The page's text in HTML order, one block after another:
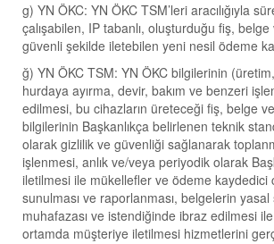
g) YN ÖKC: YN ÖKC TSM’leri aracılığıyla
çalışabilen, IP tabanlı, oluşturduğu fiş, belge
güvenli şekilde iletebilen yeni nesil ödeme
ğ) YN ÖKC TSM: YN ÖKC bilgilerinin
hurdaya ayırma, devir, bakım ve benzeri
edilmesi, bu cihazların üreteceği fiş, belge
bilgilerinin Başkanlıkça belirlenen teknik
olarak gizlilik ve güvenliği sağlanarak
işlenmesi, anlık ve/veya periyodik olarak
iletilmesi ile mükellefler ve ödeme kaydedici
sunulması ve raporlanması, belgelerin
muhafazası ve istendiğinde ibraz edilmesi
ortamda müşteriye iletilmesi hizmetlerini